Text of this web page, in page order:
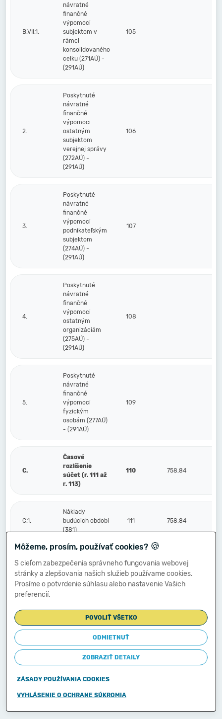
B.VII.1.
návratné
finančné
výpomoci
subjektom v
rámci
konsolidovaného
celku (271AÚ) -
(291AÚ)
105
2.
Poskytnuté
návratné
finančné
výpomoci
ostatným
subjektom
verejnej správy
(272AÚ) -
(291AÚ)
106
3.
Poskytnuté
návratné
finančné
výpomoci
podnikateľským
subjektom
(274AÚ) -
(291AÚ)
107
4.
Poskytnuté
návratné
finančné
výpomoci
ostatným
organizáciám
(275AÚ) -
(291AÚ)
108
5.
Poskytnuté
návratné
finančné
výpomoci
fyzickým
osobám (277AÚ)
- (291AÚ)
109
C.
Časové
rozlíšenie
súčet (r. 111 až
r. 113)
110 758,84
C.1.
Náklady
budúcich období
(381)
111 758,84
2.
náklady
budúcich období
(382)
112
Príjmy budúcich
období (385)
113
Vzťahy k účtom
klientov
Štátnej
pokladnice
skupina 20)
Môžeme, prosím, používať cookies? 🍪
S cieľom zabezpečenia správneho fungovania webovej
stránky a zlepšovania našich služieb používame cookies.
Prosíme o potvrdenie súhlasu alebo nastavenie Vašich
preferencií.
POVOLIŤ VŠETKO
ODMIETNUŤ
ZOBRAZIŤ DETAILY
ZÁSADY POUŽÍVANIA COOKIES
VYHLÁSENIE O OCHRANE SÚKROMIA